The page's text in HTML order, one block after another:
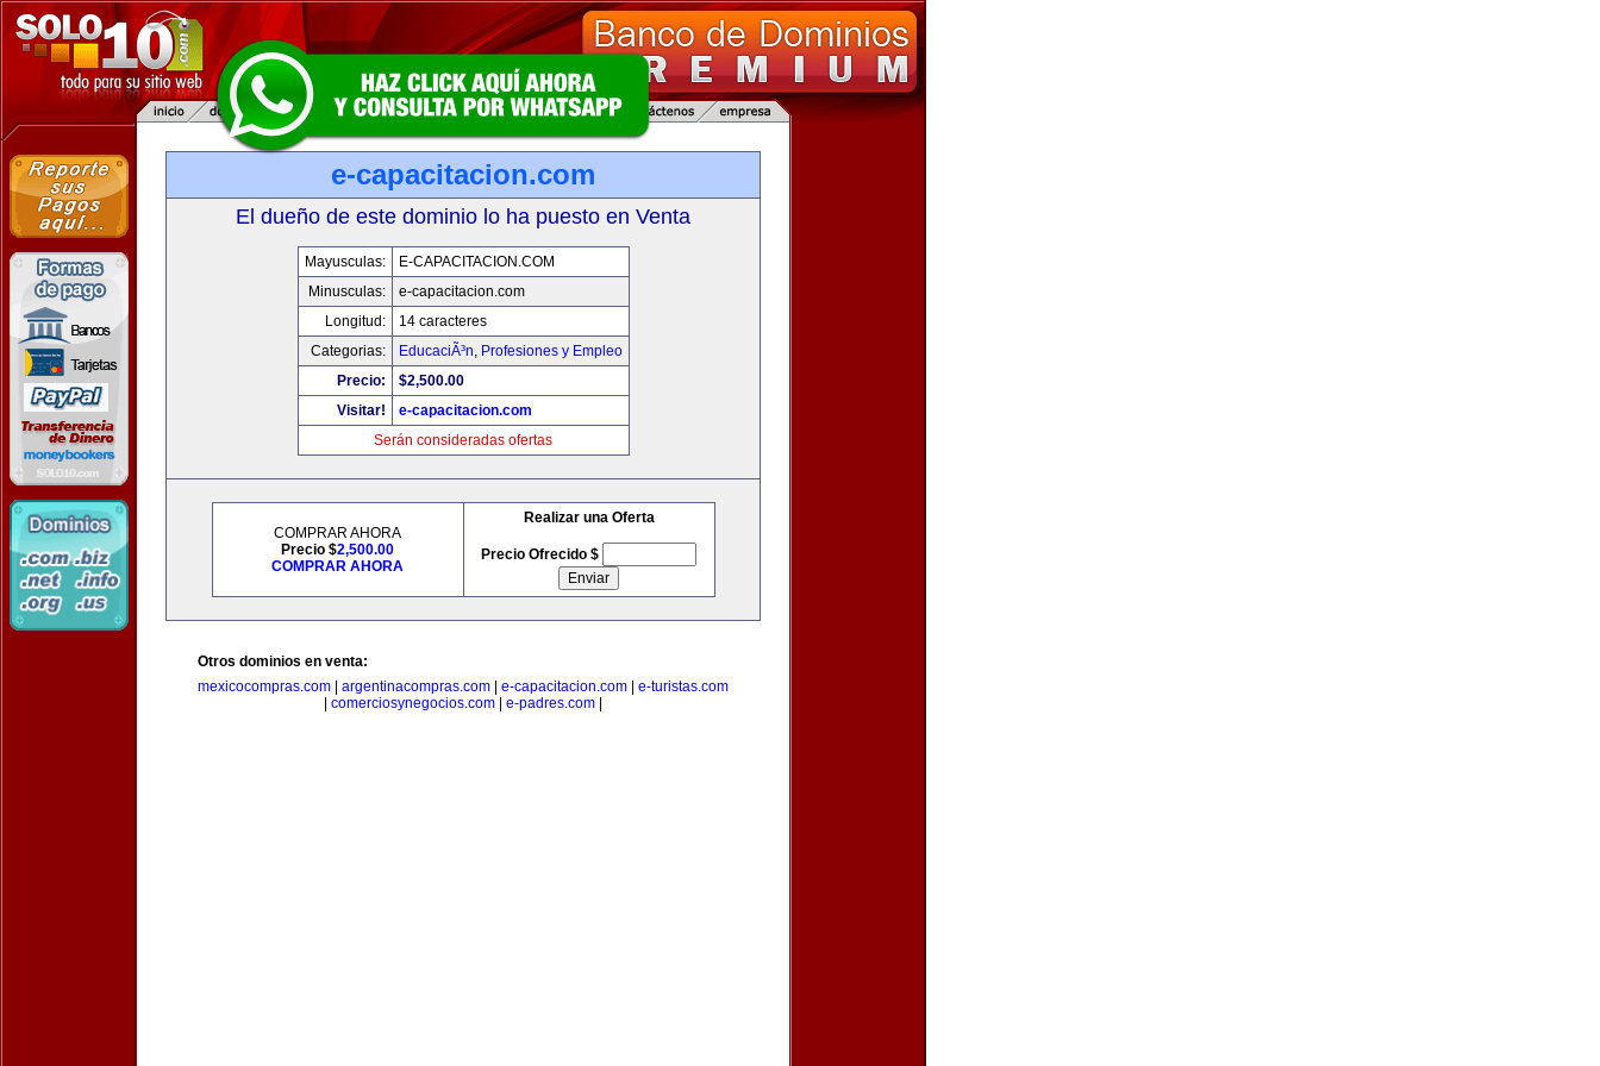
e-capacitacion.com
El dueño de este dominio lo ha puesto en Venta
Mayusculas:
E-CAPACITACION.COM
Minusculas:
e-capacitacion.com
Longitud:
14 caracteres
Categorias:
EducaciÃ³n, Profesiones y Empleo
Precio:
$2,500.00
Visitar!
e-capacitacion.com
Serán consideradas ofertas
COMPRAR AHORA
Precio $2,500.00
COMPRAR AHORA
Realizar una Oferta
Precio Ofrecido $
Otros dominios en venta:
mexicocompras.com
argentinacompras.com e-capacitacion.com
e-turistas.com
comerciosynegocios.com e-padres.com